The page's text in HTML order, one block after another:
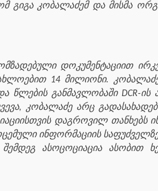
გიგა კობალაძემ და მისმა
დოკუმენტაციით
14 მილიონი.
განმავლობაში DCR-ის
კობალაძე არც
დაგროვილ თანხებს
ინფორმაციის
ასოცოციაცია ასობით